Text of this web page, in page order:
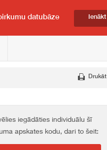
datubāze Ienākt
Drukāt
iegādāties individuālu šī
apskates kodu, dari to šeit: